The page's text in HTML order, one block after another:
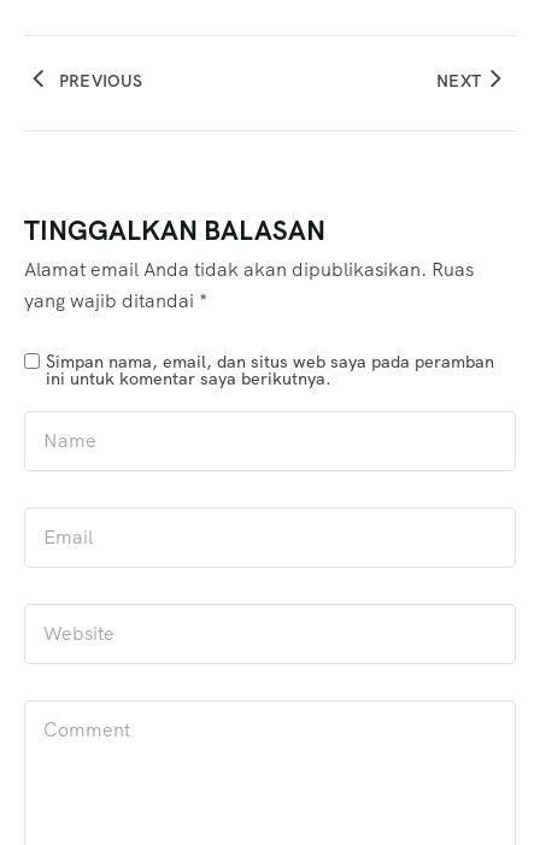
PREVIOUS NEXT
TINGGALKAN BALASAN
Alamat email Anda tidak akan dipublikasikan. Ruas
yang wajib ditandai *
Simpan nama, email, dan situs web saya pada peramban
ini untuk komentar saya berikutnya.